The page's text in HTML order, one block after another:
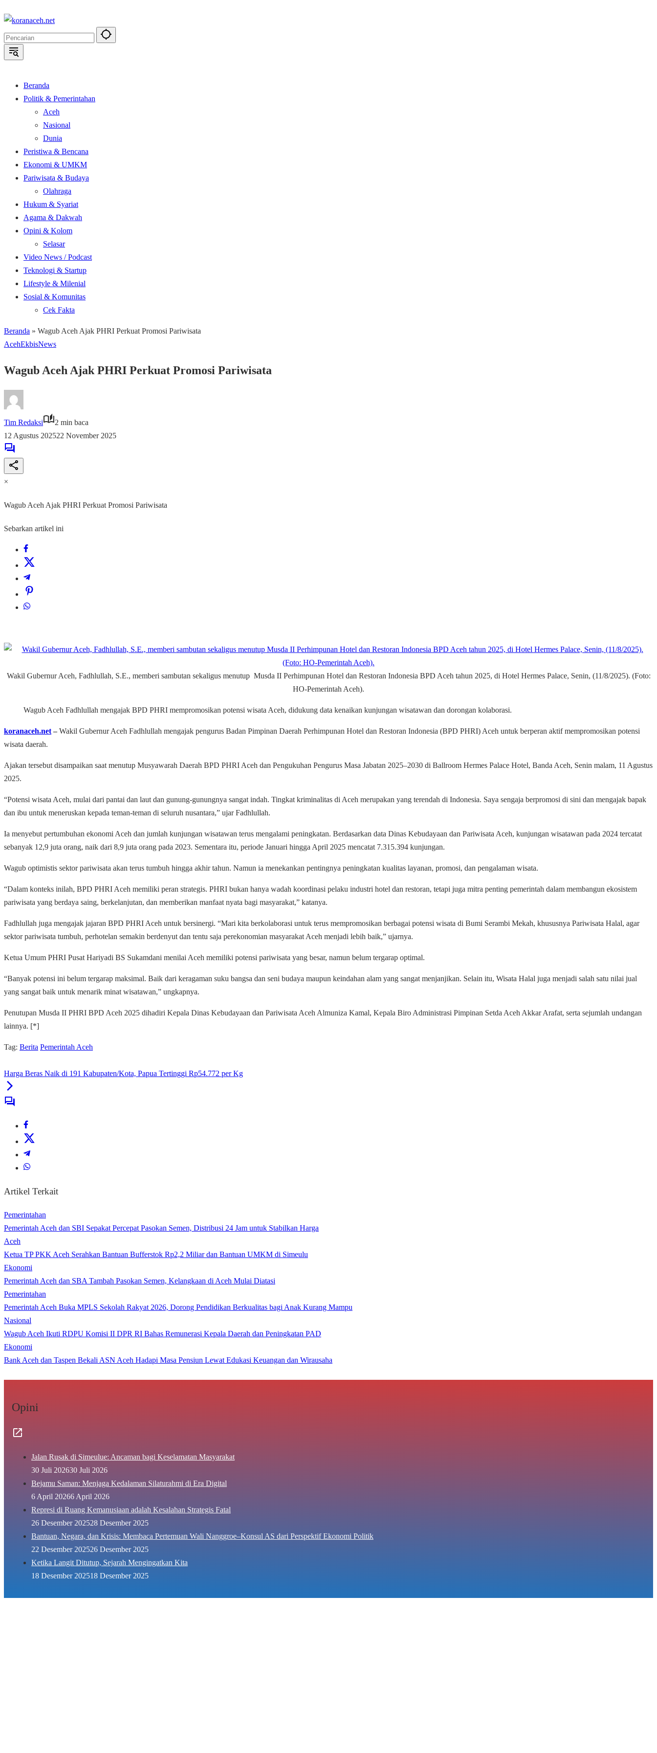
ke
konten
Beranda
Politik & Pemerintahan
Aceh
Nasional
Dunia
Peristiwa & Bencana
Ekonomi & UMKM
Pariwisata & Budaya
Olahraga
Hukum & Syariat
Agama & Dakwah
Opini & Kolom
Selasar
Video News / Podcast
Teknologi & Startup
Lifestyle & Milenial
Sosial & Komunitas
Cek Fakta
Beranda » Wagub Aceh Ajak PHRI Perkuat Promosi Pariwisata
AcehEkbisNews
Wagub Aceh Ajak PHRI Perkuat Promosi Pariwisata
Tim Redaksi
2 min baca
12 Agustus 202522 November 2025
×
Wagub Aceh Ajak PHRI Perkuat Promosi Pariwisata
Sebarkan artikel ini
Wakil Gubernur Aceh, Fadhlullah, S.E., memberi sambutan sekaligus menutup Musda II Perhimpunan Hotel dan Restoran Indonesia BPD Aceh tahun 2025, di Hotel Hermes Palace, Senin, (11/8/2025). (Foto:
HO-Pemerintah Aceh).
Wagub Aceh Fadhlullah mengajak BPD PHRI mempromosikan potensi wisata Aceh, didukung data kenaikan kunjungan wisatawan dan dorongan kolaborasi.
koranaceh.net – Wakil Gubernur Aceh Fadhlullah mengajak pengurus Badan Pimpinan Daerah Perhimpunan Hotel dan Restoran Indonesia (BPD PHRI) Aceh untuk berperan aktif mempromosikan potensi
wisata daerah.
Ajakan tersebut disampaikan saat menutup Musyawarah Daerah BPD PHRI Aceh dan Pengukuhan Pengurus Masa Jabatan 2025–2030 di Ballroom Hermes Palace Hotel, Banda Aceh, Senin malam, 11 Agustus
2025.
“Potensi wisata Aceh, mulai dari pantai dan laut dan gunung-gunungnya sangat indah. Tingkat kriminalitas di Aceh merupakan yang terendah di Indonesia. Saya sengaja berpromosi di sini dan mengajak bapak
dan ibu untuk meneruskan kepada teman-teman di seluruh nusantara,” ujar Fadhlullah.
Ia menyebut pertumbuhan ekonomi Aceh dan jumlah kunjungan wisatawan terus mengalami peningkatan. Berdasarkan data Dinas Kebudayaan dan Pariwisata Aceh, kunjungan wisatawan pada 2024 tercatat
sebanyak 12,9 juta orang, naik dari 8,9 juta orang pada 2023. Sementara itu, periode Januari hingga April 2025 mencatat 7.315.394 kunjungan.
Wagub optimistis sektor pariwisata akan terus tumbuh hingga akhir tahun. Namun ia menekankan pentingnya peningkatan kualitas layanan, promosi, dan pengalaman wisata.
“Dalam konteks inilah, BPD PHRI Aceh memiliki peran strategis. PHRI bukan hanya wadah koordinasi pelaku industri hotel dan restoran, tetapi juga mitra penting pemerintah dalam membangun ekosistem
pariwisata yang berdaya saing, berkelanjutan, dan memberikan manfaat nyata bagi masyarakat,” katanya.
Fadhlullah juga mengajak jajaran BPD PHRI Aceh untuk bersinergi. “Mari kita berkolaborasi untuk terus mempromosikan berbagai potensi wisata di Bumi Serambi Mekah, khususnya Pariwisata Halal, agar
sektor pariwisata tumbuh, perhotelan semakin berdenyut dan tentu saja perekonomian masyarakat Aceh menjadi lebih baik,” ujarnya.
Ketua Umum PHRI Pusat Hariyadi BS Sukamdani menilai Aceh memiliki potensi pariwisata yang besar, namun belum tergarap optimal.
“Banyak potensi ini belum tergarap maksimal. Baik dari keragaman suku bangsa dan seni budaya maupun keindahan alam yang sangat menjanjikan. Selain itu, Wisata Halal juga menjadi salah satu nilai jual
yang sangat baik untuk menarik minat wisatawan,” ungkapnya.
Penutupan Musda II PHRI BPD Aceh 2025 dihadiri Kepala Dinas Kebudayaan dan Pariwisata Aceh Almuniza Kamal, Kepala Biro Administrasi Pimpinan Setda Aceh Akkar Arafat, serta sejumlah undangan
lainnya. [*]
Tag: Berita Pemerintah Aceh
Harga Beras Naik di 191 Kabupaten/Kota, Papua Tertinggi Rp54.772 per Kg
Artikel Terkait
Pemerintahan
Pemerintah Aceh dan SBI Sepakat Percepat Pasokan Semen, Distribusi 24 Jam untuk Stabilkan Harga
Aceh
Ketua TP PKK Aceh Serahkan Bantuan Bufferstok Rp2,2 Miliar dan Bantuan UMKM di Simeulu
Ekonomi
Pemerintah Aceh dan SBA Tambah Pasokan Semen, Kelangkaan di Aceh Mulai Diatasi
Pemerintahan
Pemerintah Aceh Buka MPLS Sekolah Rakyat 2026, Dorong Pendidikan Berkualitas bagi Anak Kurang Mampu
Nasional
Wagub Aceh Ikuti RDPU Komisi II DPR RI Bahas Remunerasi Kepala Daerah dan Peningkatan PAD
Ekonomi
Bank Aceh dan Taspen Bekali ASN Aceh Hadapi Masa Pensiun Lewat Edukasi Keuangan dan Wirausaha
Opini
Jalan Rusak di Simeulue: Ancaman bagi Keselamatan Masyarakat
30 Juli 202630 Juli 2026
Bejamu Saman: Menjaga Kedalaman Silaturahmi di Era Digital
6 April 20266 April 2026
Represi di Ruang Kemanusiaan adalah Kesalahan Strategis Fatal
26 Desember 202528 Desember 2025
Bantuan, Negara, dan Krisis: Membaca Pertemuan Wali Nanggroe–Konsul AS dari Perspektif Ekonomi Politik
22 Desember 202526 Desember 2025
Ketika Langit Ditutup, Sejarah Mengingatkan Kita
18 Desember 202518 Desember 2025